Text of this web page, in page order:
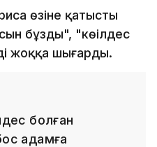
өзіне қатысты
бұзды", "көңілдес
жоққа шығарды.
болған
адамға